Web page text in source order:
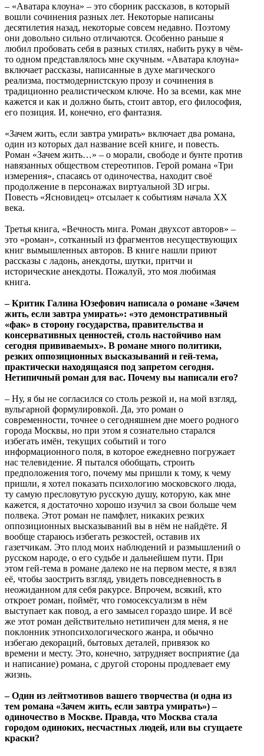
– «Аватара клоуна» – это сборник рассказов, в который
вошли сочинения разных лет. Некоторые написаны
десятилетия назад, некоторые совсем недавно. Поэтому
они довольно сильно отличаются. Особенно раньше я
любил пробовать себя в разных стилях, набить руку в чём-
то одном представлялось мне скучным. «Аватара клоуна»
включает рассказы, написанные в духе магического
реализма, постмодернистскую прозу и сочинения в
традиционно реалистическом ключе. Но за всеми, как мне
кажется и как и должно быть, стоит автор, его философия,
его позиция. И, конечно, его фантазия.
«Зачем жить, если завтра умирать» включает два романа,
один из которых дал название всей книге, и повесть.
Роман «Зачем жить…» – о морали, свободе и бунте против
навязанных обществом стереотипов. Герой романа «Три
измерения», спасаясь от одиночества, находит своё
продолжение в персонажах виртуальной 3D игры.
Повесть «Ясновидец» отсылает к событиям начала ХХ
века.
Третья книга, «Вечность мига. Роман двухсот авторов» –
это «роман», сотканный из фрагментов несуществующих
книг вымышленных авторов. В книге нашли приют
рассказы с ладонь, анекдоты, шутки, притчи и
исторические анекдоты. Пожалуй, это моя любимая
книга.
– Критик Галина Юзефович написала о романе «Зачем
жить, если завтра умирать»: «это демонстративный
«фак» в сторону государства, правительства и
консервативных ценностей, столь настойчиво нам
сегодня прививаемых». В романе много политики,
резких оппозиционных высказываний и гей-тема,
практически находящаяся под запретом сегодня.
Нетипичный роман для вас. Почему вы написали его?
– Ну, я бы не согласился со столь резкой и, на мой взгляд,
вульгарной формулировкой. Да, это роман о
современности, точнее о сегодняшнем дне моего родного
города Москвы, но при этом я сознательно старался
избегать имён, текущих событий и того
информационного поля, в которое ежедневно погружает
нас телевидение. Я пытался обобщать, строить
предположения того, почему мы пришли к тому, к чему
пришли, я хотел показать психологию московского люда,
ту самую пресловутую русскую душу, которую, как мне
кажется, я достаточно хорошо изучил за свои больше чем
полвека. Этот роман не памфлет, никаких резких
оппозиционных высказываний вы в нём не найдёте. Я
вообще стараюсь избегать резкостей, оставив их
газетчикам. Это плод моих наблюдений и размышлений о
русском народе, о его судьбе и дальнейшем пути. При
этом гей-тема в романе далеко не на первом месте, я взял
её, чтобы заострить взгляд, увидеть повседневность в
неожиданном для себя ракурсе. Впрочем, всякий, кто
откроет роман, поймёт, что гомосексуализм в нём
выступает как повод, а его замысел гораздо шире. И всё
же этот роман действительно нетипичен для меня, я не
поклонник этнопсихологического жанра, и обычно
избегаю декораций, бытовых деталей, привязок ко
времени и месту. Это, конечно, затрудняет восприятие (да
и написание) романа, с другой стороны продлевает ему
жизнь.
– Один из лейтмотивов вашего творчества (и одна из
тем романа «Зачем жить, если завтра умирать») –
одиночество в Москве. Правда, что Москва стала
городом одиноких, несчастных людей, или вы сгущаете
краски?